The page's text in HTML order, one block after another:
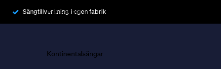
Sängtillverkning i egen fabrik
Ramsängar
Kontinentalsängar